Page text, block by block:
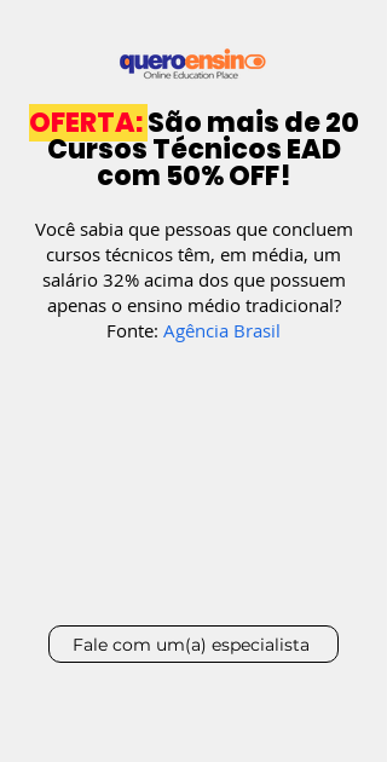
OFERTA:São mais de 20
Cursos Técnicos EAD
com 50% OFF!
Você sabia que pessoas que concluem
cursos técnicos têm, em média, um
salário 32% acima dos quepossuem
apenas o ensino médio tradicional?
Fonte: Agência Brasil
Fale com um(a) especialista